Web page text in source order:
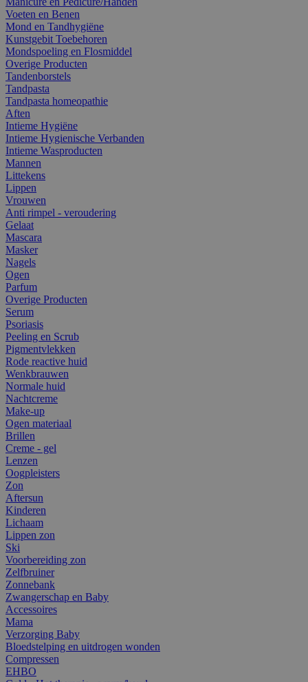
Voeten en Benen
Mond en Tandhygiëne
Kunstgebit Toebehoren
Mondspoeling en Flosmiddel
Overige Producten
Tandenborstels
Tandpasta
Tandpasta homeopathie
Aften
Intieme Hygiëne
Intieme Hygienische Verbanden
Intieme Wasproducten
Mannen
Littekens
Lippen
Vrouwen
Anti rimpel - veroudering
Gelaat
Mascara
Masker
Nagels
Ogen
Parfum
Overige Producten
Serum
Psoriasis
Peeling en Scrub
Pigmentvlekken
Rode reactive huid
Wenkbrauwen
Normale huid
Nachtcreme
Make-up
Ogen materiaal
Brillen
Creme - gel
Lenzen
Oogpleisters
Zon
Aftersun
Kinderen
Lichaam
Lippen zon
Ski
Voorbereiding zon
Zelfbruiner
Zonnebank
Zwangerschap en Baby
Accessoires
Mama
Verzorging Baby
Bloedstelping en uitdrogen wonden
Compressen
EHBO